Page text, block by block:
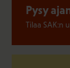
Pysy
Tilaa SAK:n